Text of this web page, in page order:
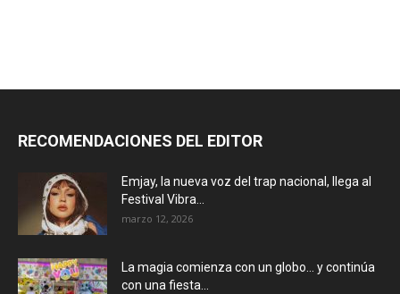
RECOMENDACIONES DEL EDITOR
Emjay, la nueva voz del trap nacional, llega al
Festival Vibra...
marzo 12, 2026
La magia comienza con un globo… y continúa
con una fiesta...